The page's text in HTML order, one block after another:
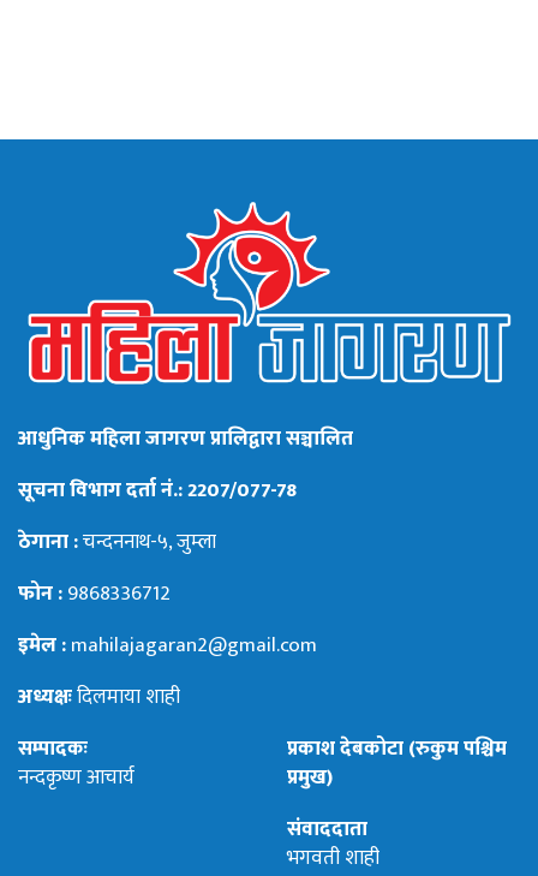
आधुनिक महिला जागरण प्रालिद्वारा सञ्चालित
सूचना विभाग दर्ता नं.: 2207/077-78
ठेगाना :चन्दननाथ-५, जुम्ला
फोन :9868336712
इमेल :mahilajagaran2@gmail.com
अध्यक्षःदिलमाया शाही
सम्पादकः
नन्दकृष्ण आचार्य
प्रकाश देबकोटा (रुकुम पश्चिम
प्रमुख)
संवाददाता
भगवती शाही